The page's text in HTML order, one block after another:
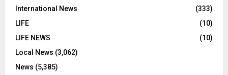
International News
(333)
LIFE
(10)
LIFE NEWS
(10)
Local News (3,062)
News (5,385)